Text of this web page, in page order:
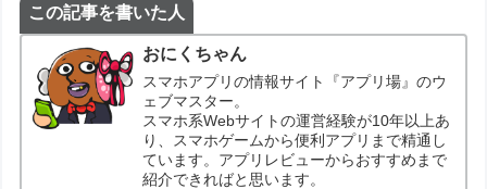
この記事を書いた人
おにくちゃん
スマホアプリの情報サイト『アプリ場』のウ
ェブマスター。
スマホ系Webサイトの運営経験が10年以上あ
り、スマホゲームから便利アプリまで精通し
ています。アプリレビューからおすすめまで
紹介できればと思います。